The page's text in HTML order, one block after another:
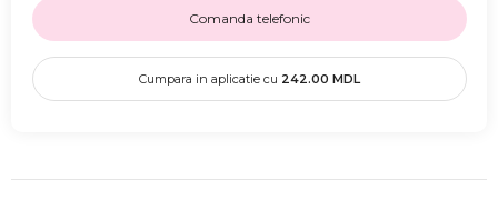
Comanda telefonic
Cumpara in aplicatie cu 242.00 MDL